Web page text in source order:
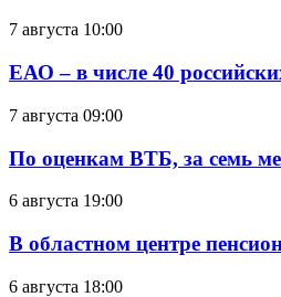
7 августа 10:00
ЕАО – в числе 40
7 августа 09:00
По оценкам ВТБ, за семь
6 августа 19:00
В областном центре
6 августа 18:00